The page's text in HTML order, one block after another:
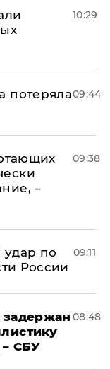
10:29
потеряла09:44
–
09:38
удар по
России
09:11
– СБУ
08:48